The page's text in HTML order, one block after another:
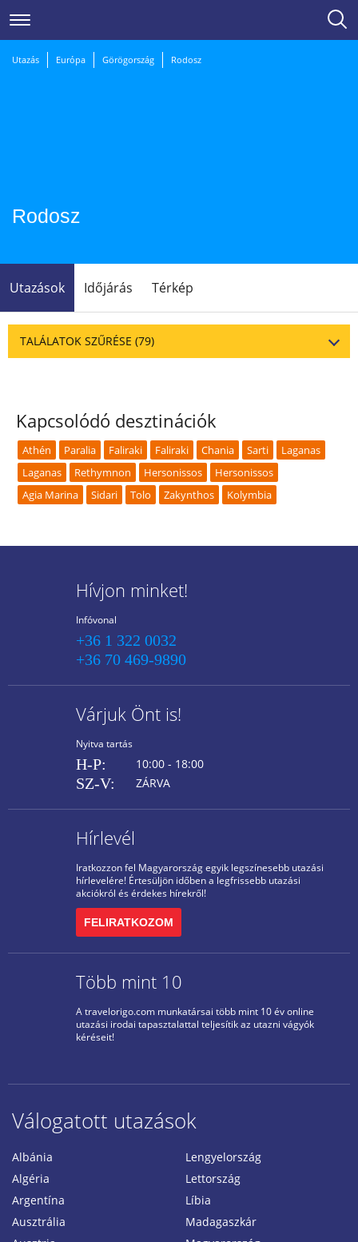
Utazás Európa Görögország Rodosz
Rodosz
Utazások Időjárás Térkép
TALÁLATOK SZŰRÉSE (79)
Kapcsolódó desztinációk
Athén Paralia Faliraki Faliraki Chania Sarti
Laganas
Laganas
Rethymnon Hersonissos
Hersonissos
Agia Marina
Sidari Tolo Zakynthos Kolymbia
Hívjon minket!
Infóvonal
+36 1 322 0032
+36 70 469-9890
Várjuk Önt is!
Nyitva tartás
H-P: 10:00 - 18:00
SZ-V: ZÁRVA
Hírlevél
Iratkozzon fel Magyarország egyik legszínesebb utazási
hírlevelére! Értesüljön időben a legfrissebb utazási
akciókról és érdekes hírekről!
FELIRATKOZOM
Több mint 10
A travelorigo.com munkatársai több mint 10 év online
utazási irodai tapasztalattal teljesítik az utazni vágyók
kéréseit!
Válogatott utazások
Albánia
Algéria
Argentína
Ausztrália
Lengyelország
Lettország
Líbia
Madagaszkár